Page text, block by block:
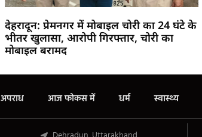
देहरादून: प्रेमनगर में मोबाइल चोरी का 24 घंटे के
भीतर खुलासा, आरोपी गिरफ्तार, चोरी का
मोबाइल बरामद
अपराध आज फोकस में धर्म स्वास्थ्य